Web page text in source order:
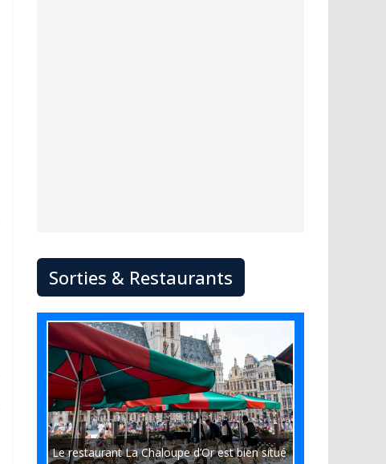
Sorties & Restaurants
Le restaurant La Chaloupe d’Or est bien situé